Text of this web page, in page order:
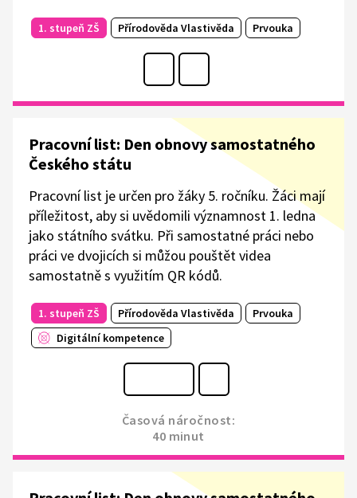
1. stupeň ZŠ Přírodověda Vlastivěda Prvouka
Pracovní list: Den obnovy samostatného
Českého státu
Pracovní list je určen pro žáky 5. ročníku. Žáci mají
příležitost, aby si uvědomili významnost 1. ledna
jako státního svátku. Při samostatné práci nebo
práci ve dvojicích si můžou pouštět videa
samostatně s využitím QR kódů.
1. stupeň ZŠ Přírodověda Vlastivěda
Prvouka
Digitální kompetence
Časová náročnost:
40 minut